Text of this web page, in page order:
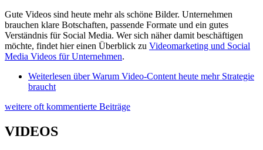
Gute Videos sind heute mehr als schöne Bilder. Unternehmen
brauchen klare Botschaften, passende Formate und ein gutes
Verständnis für Social Media. Wer sich näher damit beschäftigen
möchte, findet hier einen Überblick zu Videomarketing und Social
Media Videos für Unternehmen.
Weiterlesen über Warum Video-Content heute mehr Strategie
braucht
weitere oft kommentierte Beiträge
VIDEOS